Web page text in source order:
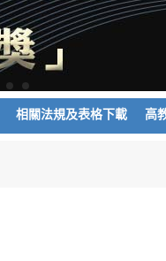
相關法規及表格下載 高